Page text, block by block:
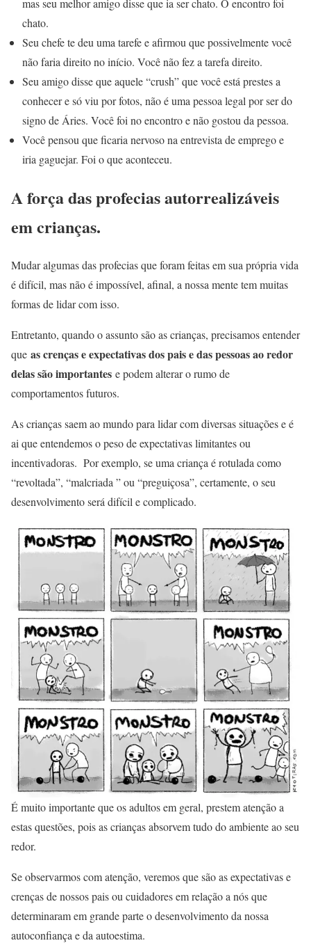
mas seu melhor amigo disse que ia ser chato. O encontro foi
chato.
Seu chefe te deu uma tarefe e afirmou que possivelmente você
não faria direito no início. Você não fez a tarefa direito.
Seu amigo disse que aquele “crush” que você está prestes a
conhecer e só viu por fotos, não é uma pessoa legal por ser do
signo de Áries. Você foi no encontro e não gostou da pessoa.
Você pensou que ficaria nervoso na entrevista de emprego e
iria gaguejar. Foi o que aconteceu.
A força das profecias autorrealizáveis ​​
em crianças.
Mudar algumas das profecias que foram feitas em sua própria vida
é difícil, mas não é impossível, afinal, a nossa mente tem muitas
formas de lidar com isso.
Entretanto, quando o assunto são as crianças, precisamos entender
que as crenças e expectativas dos pais e das pessoas ao redor
delas são importantes e podem alterar o rumo de
comportamentos futuros.
As crianças saem ao mundo para lidar com diversas situações e é
ai que entendemos o peso de expectativas limitantes ou
incentivadoras. Por exemplo, se uma criança é rotulada como
“revoltada”, “malcriada ” ou “preguiçosa”, certamente, o seu
desenvolvimento será difícil e complicado.
É muito importante que os adultos em geral, prestem atenção a
estas questões, pois as crianças absorvem tudo do ambiente ao seu
redor.
Se observarmos com atenção, veremos que são as expectativas e
crenças de nossos pais ou cuidadores em relação a nós que
determinaram em grande parte o desenvolvimento da nossa
autoconfiança e da autoestima.